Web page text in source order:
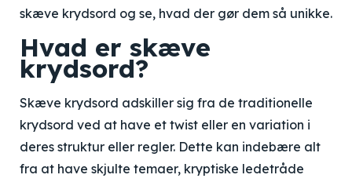
skæve krydsord og se, hvad der gør dem så unikke.
Hvad er skæve
krydsord?
Skæve krydsord adskiller sig fra de traditionelle
krydsord ved at have et twist eller en variation i
deres struktur eller regler. Dette kan indebære alt
fra at have skjulte temaer, kryptiske ledetråde